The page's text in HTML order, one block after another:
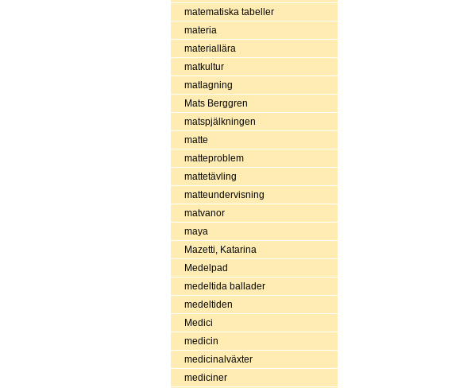
matematiska tabeller
materia
materiallära
matkultur
matlagning
Mats Berggren
matspjälkningen
matte
matteproblem
mattetävling
matteundervisning
matvanor
maya
Mazetti, Katarina
Medelpad
medeltida ballader
medeltiden
Medici
medicin
medicinalväxter
mediciner